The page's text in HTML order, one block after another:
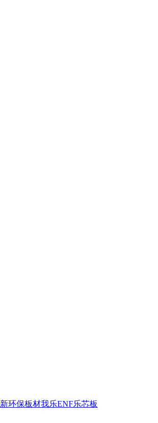
环保板材我乐ENF乐芯板